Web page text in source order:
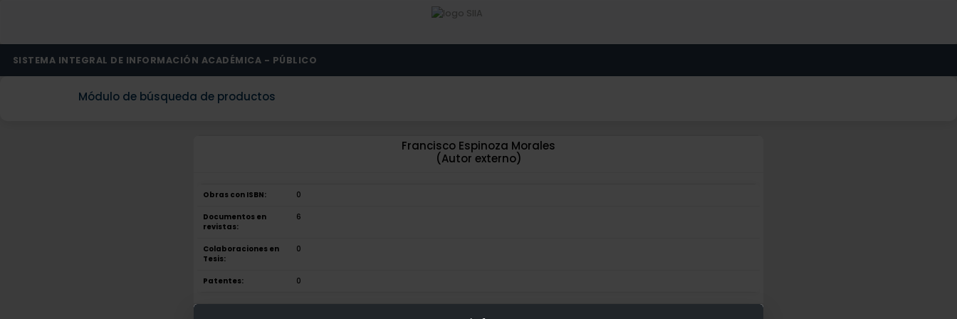
SISTEMA INTEGRAL DE INFORMACIÓN ACADÉMICA - PÚBLICO
Módulo de búsqueda de productos
Francisco Espinoza Morales
(Autor externo)
Obras con ISBN: 0
Documentos en
revistas:
6
Colaboraciones en
Tesis:
0
Patentes: 0